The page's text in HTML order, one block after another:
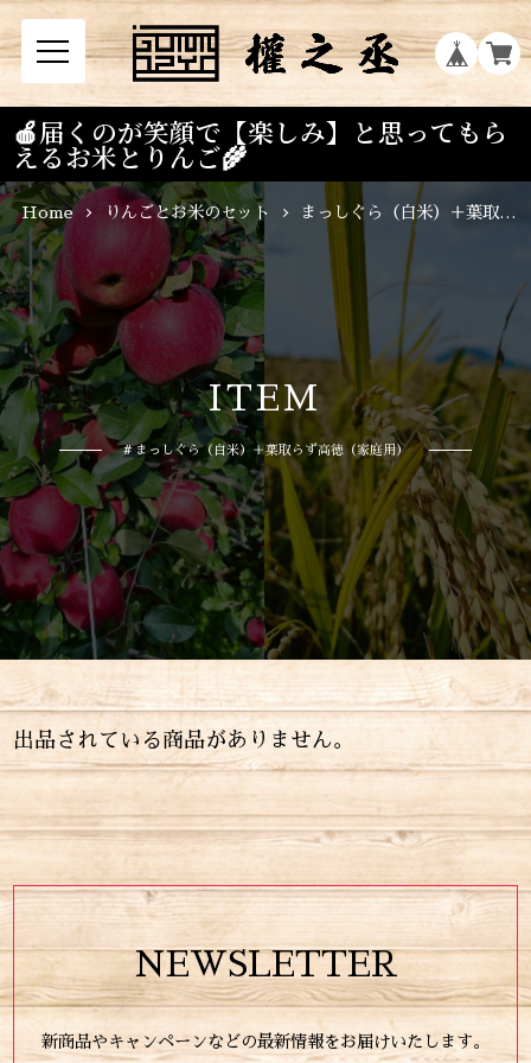
🍎届くのが笑顔で【楽しみ】と思ってもら
えるお米とりんご🌾
ITEM
# まっしぐら（白米）＋葉取らず高徳（家庭用）
Home りんごとお米のセット まっしぐら（白米）＋葉取らず高徳（家庭用）
出品されている商品がありません。
NEWSLETTER
新商品やキャンペーンなどの最新情報をお届けいたします。